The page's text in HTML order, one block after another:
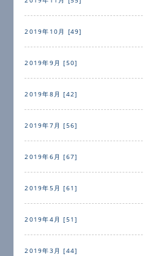
2019年10月 [49]
2019年9月 [50]
2019年8月 [42]
2019年7月 [56]
2019年6月 [67]
2019年5月 [61]
2019年4月 [51]
2019年3月 [44]